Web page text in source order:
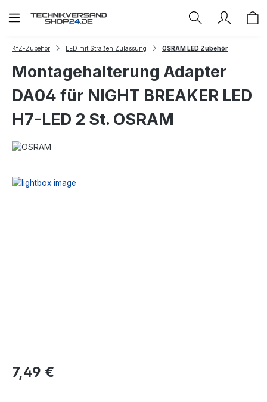
Zum Hauptinhalt springen
KfZ-Zubehör LED mit Straßen Zulassung OSRAM LED Zubehör
Montagehalterung Adapter
DA04 für NIGHT BREAKER LED
H7-LED 2 St. OSRAM
Regulärer Preis:
7,49 €